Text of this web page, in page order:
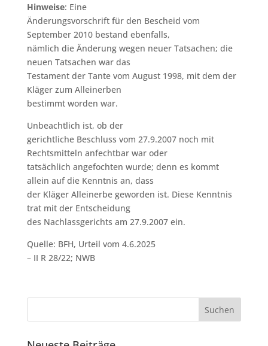
Hinweise: Eine
Änderungsvorschrift für den Bescheid vom
September 2010 bestand ebenfalls,
nämlich die Änderung wegen neuer Tatsachen; die
neuen Tatsachen war das
Testament der Tante vom August 1998, mit dem der
Kläger zum Alleinerben
bestimmt worden war.
Unbeachtlich ist, ob der
gerichtliche Beschluss vom 27.9.2007 noch mit
Rechtsmitteln anfechtbar war oder
tatsächlich angefochten wurde; denn es kommt
allein auf die Kenntnis an, dass
der Kläger Alleinerbe geworden ist. Diese Kenntnis
trat mit der Entscheidung
des Nachlassgerichts am 27.9.2007 ein.
Quelle: BFH, Urteil vom 4.6.2025
– II R 28/22; NWB